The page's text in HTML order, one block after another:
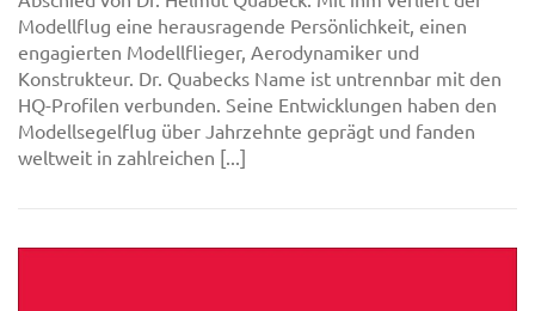
Modellflug eine herausragende Persönlichkeit, einen
engagierten Modellflieger, Aerodynamiker und
Konstrukteur. Dr. Quabecks Name ist untrennbar mit den
HQ-Profilen verbunden. Seine Entwicklungen haben den
Modellsegelflug über Jahrzehnte geprägt und fanden
weltweit in zahlreichen [...]